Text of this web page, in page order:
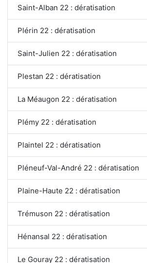
Saint-Alban 22 : dératisation
Plérin 22 : dératisation
Saint-Julien 22 : dératisation
Plestan 22 : dératisation
La Méaugon 22 : dératisation
Plémy 22 : dératisation
Plaintel 22 : dératisation
Pléneuf-Val-André 22 : dératisation
Plaine-Haute 22 : dératisation
Trémuson 22 : dératisation
Hénansal 22 : dératisation
Le Gouray 22 : dératisation